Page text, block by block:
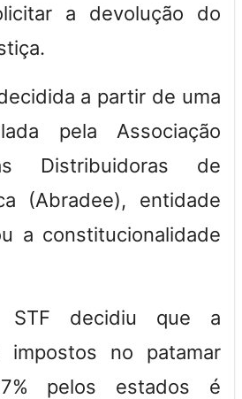
a devolução do
a partir de uma
pela Associação
Distribuidoras de
(Abradee), entidade
a constitucionalidade
STF decidiu que a
impostos no patamar
pelos estados é